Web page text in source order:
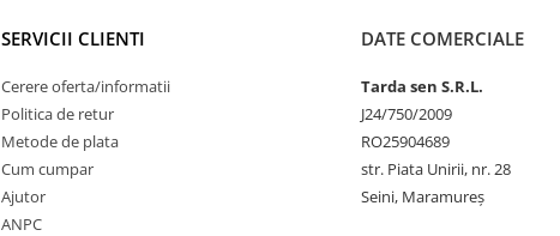
SERVICII CLIENTI
Cerere oferta/informatii
Politica de retur
Metode de plata
Cum cumpar
Ajutor
ANPC
DATE COMERCIALE
Tarda sen S.R.L.
J24/750/2009
RO25904689
str. Piata Unirii, nr. 28
Seini, Maramureş